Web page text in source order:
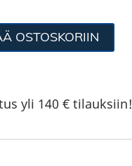
OSTOSKORIIN
yli 140 € tilauksiin!